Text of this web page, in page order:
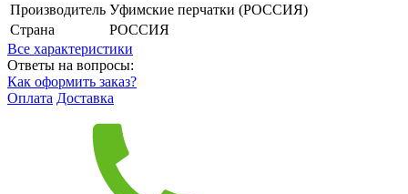
Производитель Уфимские перчатки (РОССИЯ)
Страна
РОССИЯ
Все характеристики
Ответы на вопросы:
Как оформить заказ?
Оплата Доставка